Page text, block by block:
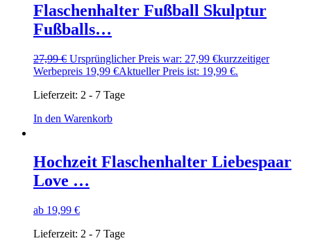
Flaschenhalter Fußball Skulptur
Fußballs…
27,99€ Ursprünglicher Preis war: 27,99 €kurzzeitiger
Werbepreis 19,99 €Aktueller Preis ist: 19,99 €.
Lieferzeit: 2 - 7 Tage
In den Warenkorb
Hochzeit Flaschenhalter Liebespaar
Love …
ab 19,99 €
Lieferzeit: 2 - 7 Tage